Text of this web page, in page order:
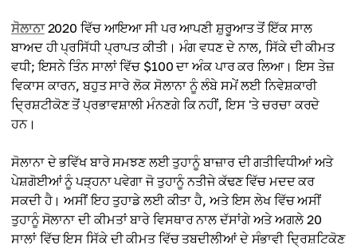
ਸੋਲਾਨਾ2020 ਵਿੱਚ ਆਇਆ ਸੀ ਪਰ ਆਪਣੀ ਸ਼ੁਰੂਆਤ ਤੋਂ ਇੱਕ ਸਾਲ
ਬਾਅਦ ਹੀ ਪ੍ਰਸਿੱਧੀ ਪ੍ਰਾਪਤ ਕੀਤੀ। ਮੰਗ ਵਧਣ ਦੇ ਨਾਲ, ਸਿੱਕੇ ਦੀ ਕੀਮਤ
ਵਧੀ; ਇਸਨੇ ਤਿੰਨ ਸਾਲਾਂ ਵਿੱਚ $100 ਦਾ ਅੰਕ ਪਾਰ ਕਰ ਲਿਆ। ਇਸ ਤੇਜ਼
ਵਿਕਾਸ ਕਾਰਨ, ਬਹੁਤ ਸਾਰੇ ਲੋਕ ਸੋਲਾਨਾ ਨੂੰ ਲੰਬੇ ਸਮੇਂ ਲਈ ਨਿਵੇਸ਼ਕਾਰੀ
ਦ੍ਰਿਸ਼ਟੀਕੋਣ ਤੋਂ ਪ੍ਰਭਾਵਸ਼ਾਲੀ ਮੰਨਣਗੇ ਕਿ ਨਹੀਂ, ਇਸ 'ਤੇ ਚਰਚਾ ਕਰਦੇ
ਹਨ।
ਸੋਲਾਨਾ ਦੇ ਭਵਿੱਖ ਬਾਰੇ ਸਮਝਣ ਲਈ ਤੁਹਾਨੂੰ ਬਾਜ਼ਾਰ ਦੀ ਗਤੀਵਿਧੀਆਂ ਅਤੇ
ਪੇਸ਼ਗੋਈਆਂ ਨੂੰ ਪੜ੍ਹਨਾ ਪਵੇਗਾ ਜੋ ਤੁਹਾਨੂੰ ਨਤੀਜੇ ਕੱਢਣ ਵਿੱਚ ਮਦਦ ਕਰ
ਸਕਦੀ ਹੈ। ਅਸੀਂ ਇਹ ਤੁਹਾਡੇ ਲਈ ਕੀਤਾ ਹੈ, ਅਤੇ ਇਸ ਲੇਖ ਵਿੱਚ ਅਸੀਂ
ਤੁਹਾਨੂੰ ਸੋਲਾਨਾ ਦੀ ਕੀਮਤਾਂ ਬਾਰੇ ਵਿਸਥਾਰ ਨਾਲ ਦੱਸਾਂਗੇ ਅਤੇ ਅਗਲੇ 20
ਸਾਲਾਂ ਵਿੱਚ ਇਸ ਸਿੱਕੇ ਦੀ ਕੀਮਤ ਵਿੱਚ ਤਬਦੀਲੀਆਂ ਦੇ ਸੰਭਾਵੀ ਦ੍ਰਿਸ਼ਟਿਕੋਣ